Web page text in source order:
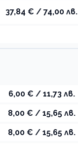
37,84 € / 74,00 лв.
6,00 € / 11,73 лв.
8,00 € / 15,65 лв.
8,00 € / 15,65 лв.